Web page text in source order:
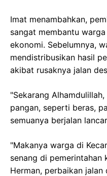
Imat menambahkan,
sangat membantu
ekonomi. Sebelumnya,
mendistribusikan hasil
akibat rusaknya jalan
"Sekarang
pangan, seperti beras,
semuanya berjalan
"Makanya warga di
senang di pemerintahan
Herman, perbaikan